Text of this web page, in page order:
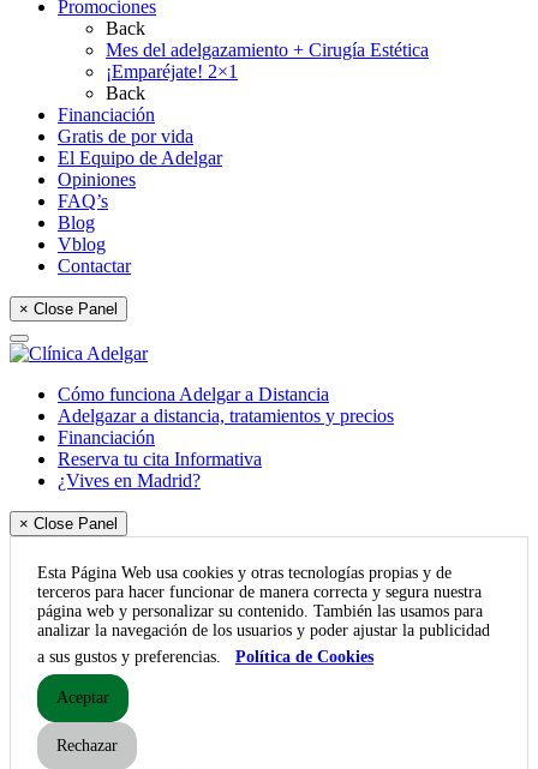
Promociones
Back
Mes del adelgazamiento + Cirugía Estética
¡Emparéjate! 2×1
Back
Financiación
Gratis de por vida
El Equipo de Adelgar
Opiniones
FAQ’s
Blog
Vblog
Contactar
× Close Panel
Cómo funciona Adelgar a Distancia
Adelgazar a distancia, tratamientos y precios
Financiación
Reserva tu cita Informativa
¿Vives en Madrid?
× Close Panel
Esta Página Web usa cookies y otras tecnologías propias y de
terceros para hacer funcionar de manera correcta y segura nuestra
página web y personalizar su contenido. También las usamos para
analizar la navegación de los usuarios y poder ajustar la publicidad
a sus gustos y preferencias.
Política de Cookies
Aceptar
Rechazar